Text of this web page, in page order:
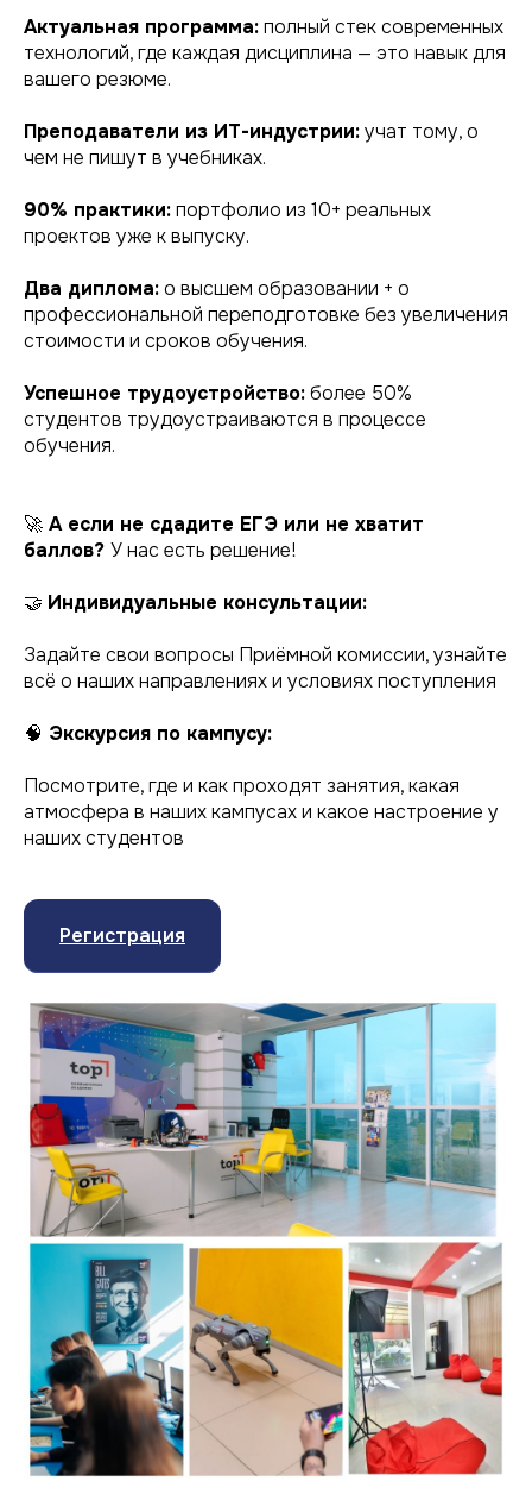
Актуальная программа:полный стек современных
технологий, где каждая дисциплина — это навык для
вашего резюме.
Преподаватели из ИТ-индустрии:учат тому, о
чем не пишут в учебниках.
90% практики:портфолио из 10+ реальных
проектов уже к выпуску.
Два диплома:о высшем образовании + о
профессиональной переподготовке без увеличения
стоимости и сроков обучения.
Успешное трудоустройство:более 50%
студентов трудоустраиваются в процессе
обучения.
🚀 А если не сдадите ЕГЭ или не хватит
баллов? У нас есть решение!
🤝 Индивидуальные консультации:
Задайте свои вопросы Приёмной комиссии, узнайте
всё о наших направлениях и условиях поступления
🧠 Экскурсия по кампусу:
Посмотрите, где и как проходят занятия, какая
атмосфера в наших кампусах и какое настроение у
наших студентов
Регистрация